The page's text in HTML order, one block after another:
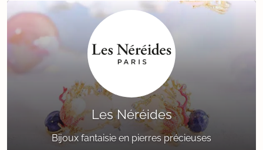
Les Néréides
Bijoux fantaisie en pierres précieuses